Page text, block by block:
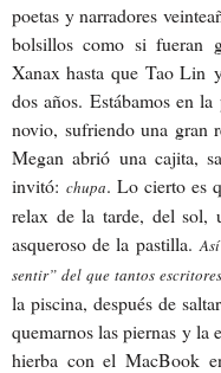
poetas y narradores
bolsillos como si fueran
Xanax hasta queTao Lin
dos años. Estábamos en
novio, sufriendo una gran
Megan abrió una cajita,
invitó: chupa. Lo cierto es
relax de la tarde, del sol,
asqueroso de la pastilla.
sentir” del que tantos
la piscina, después de
quemarnos las piernas y la
hierba con el MacBook